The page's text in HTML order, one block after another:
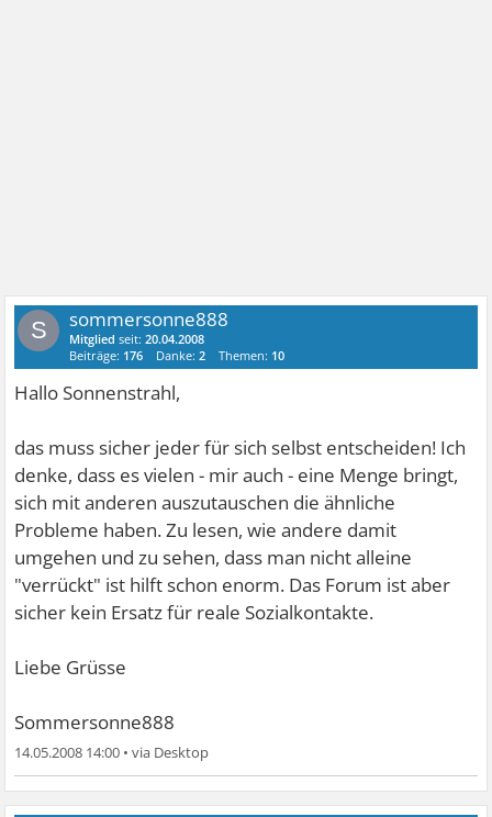
S sommersonne888
Mitglied seit:20.04.2008
Beiträge: 176 Danke:2 Themen: 10
Hallo Sonnenstrahl,
das muss sicher jeder für sich selbst entscheiden! Ich
denke, dass es vielen - mir auch - eine Menge bringt,
sich mit anderen auszutauschen die ähnliche
Probleme haben. Zu lesen, wie andere damit
umgehen und zu sehen, dass man nicht alleine
"verrückt" ist hilft schon enorm. Das Forum ist aber
sicher kein Ersatz für reale Sozialkontakte.
Liebe Grüsse
Sommersonne888
14.05.2008 14:00 •